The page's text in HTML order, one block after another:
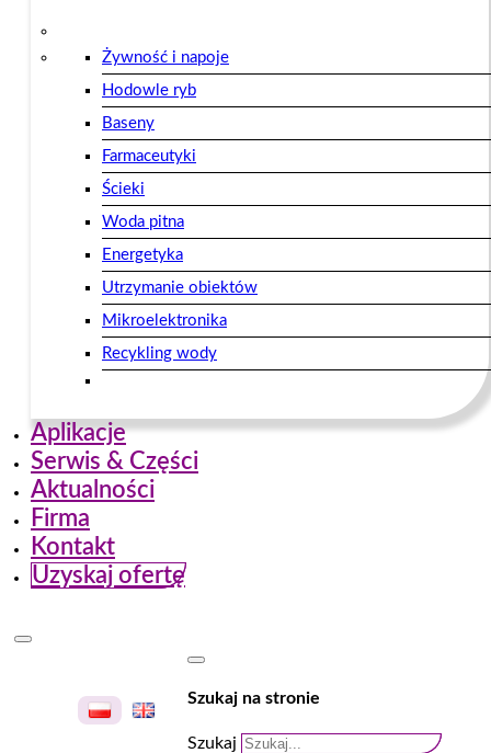
Żywność i napoje
Hodowle ryb
Baseny
Farmaceutyki
Ścieki
Woda pitna
Energetyka
Utrzymanie obiektów
Mikroelektronika
Recykling wody
Aplikacje
Serwis & Części
Aktualności
Firma
Kontakt
Uzyskaj ofertę
Szukaj na stronie
Szukaj